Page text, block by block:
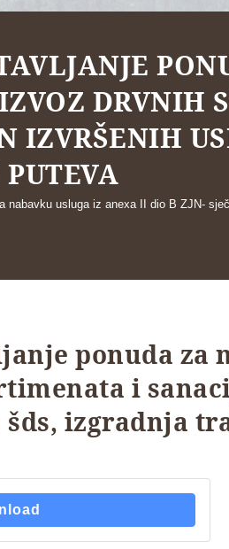
DRVNIH
IZVRŠENIH
nabavku usluga iz anexa II dio B ZJN-
ponuda za
i
šds, izgradnja